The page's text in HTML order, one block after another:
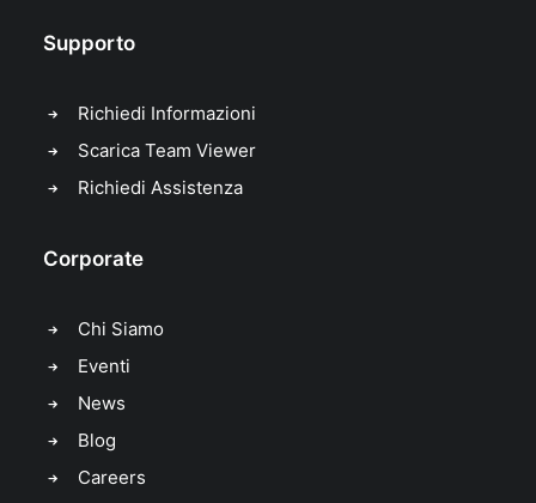
Supporto
Richiedi Informazioni
Scarica Team Viewer
Richiedi Assistenza
Corporate
Chi Siamo
Eventi
News
Blog
Careers